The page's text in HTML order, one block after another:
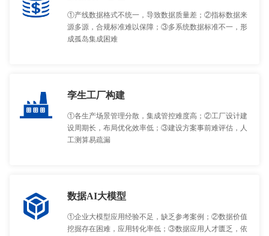
①产线数据格式不统一，导致数据质量差；②指标数据来
源多源，合规标准难以保障；③多系统数据标准不一，形
成孤岛集成困难
孪生工厂构建
①各生产场景管理分散，集成管控难度高；②工厂设计建
设周期长，布局优化效率低；③建设方案事前难评估，人
工测算易疏漏
数据AI大模型
①企业大模型应用经验不足，缺乏参考案例；②数据价值
挖掘存在困难，应用转化率低；③数据应用人才匮乏，依